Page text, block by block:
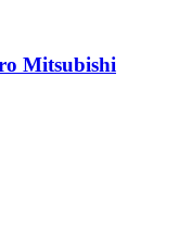
Mitsubishi